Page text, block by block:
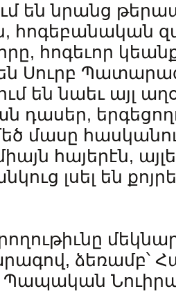
են նրանց
հոգեբանական
հոգեւոր
Սուրբ
են նաեւ այլ
դասեր,
մասը
հայերէն,
լսել են
ձեռամբ՝